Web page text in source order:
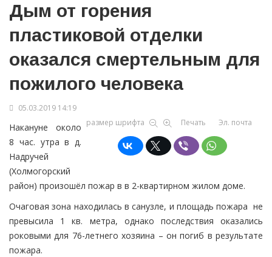
Дым от горения
пластиковой отделки
оказался смертельным для
пожилого человека
05.03.2019 14:19
размер шрифта
Печать Эл. почта
Накануне около
8 час. утра в д.
Надручей
(Холмогорский
район) произошёл пожар в в 2-квартирном жилом доме.
Очаговая зона находилась в санузле, и площадь пожара не
превысила 1 кв. метра, однако последствия оказались
роковыми для 76-летнего хозяина – он погиб в результате
пожара.